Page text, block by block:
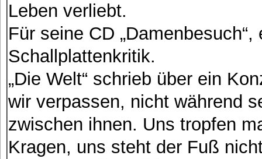
Leben verliebt.
Für seine CD
Schallplattenkritik.
„Die Welt“ schrieb über ein
wir verpassen, nicht während
zwischen ihnen. Uns tropfen
Kragen, uns steht der Fuß